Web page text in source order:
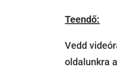
Teendő:
Vedd
oldalunkra